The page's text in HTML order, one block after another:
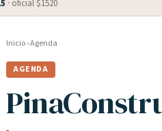
· oficial $1520
Inicio›Agenda
AGENDA